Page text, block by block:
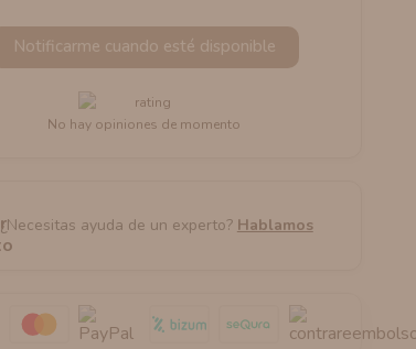
Notificarme cuando esté disponible
No hay opiniones de momento
¿Necesitas ayuda de un experto? Hablamos